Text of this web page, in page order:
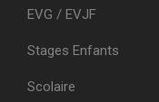
EVG / EVJF
Stages Enfants
Scolaire